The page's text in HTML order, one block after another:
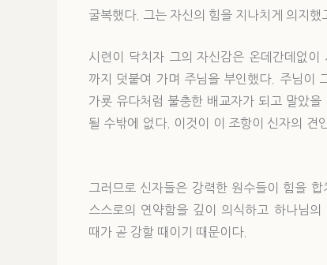
굴복했다. 그는 자신의 힘을 지나치게 의지
시련이 닥치자 그의 자신감은 온데간데없
까지 덧붙여 가며 주님을 부인했다. 주님이
가룟 유다처럼 불충한 배교자가 되고 말았
될 수밖에 없다. 이것이 이 조항이 신자의 견
그러므로 신자들은 강력한 원수들이 힘을
스스로의 연약함을 깊이 의식하고 하나님
때가 곧 강할 때이기 때문이다.